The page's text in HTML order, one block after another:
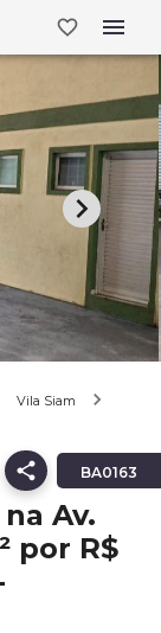
Vila Siam
BA0163
Av.
por R$